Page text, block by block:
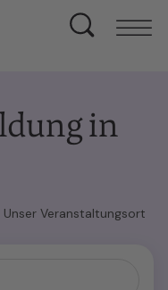
in
Veranstaltungsort